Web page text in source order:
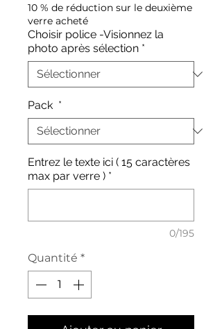
10 % de réduction sur le deuxième
verre acheté
Choisir police -Visionnez la
photo après sélection *
Pack *
Entrez le texte ici ( 15 caractères
max par verre ) *
0/195
Quantité *